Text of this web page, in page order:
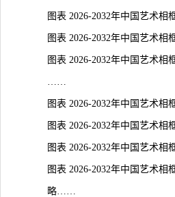
图表 2026-2032年中国艺术相
图表 2026-2032年中国艺术相
图表 2026-2032年中国艺术相
……
图表 2026-2032年中国艺术相
图表 2026-2032年中国艺术相
图表 2026-2032年中国艺术相
图表 2026-2032年中国艺术相
略……